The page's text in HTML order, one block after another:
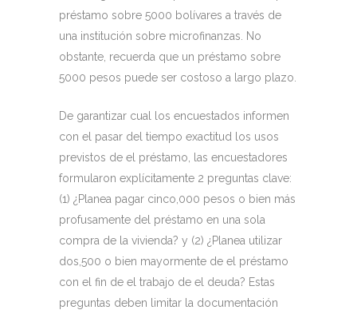
préstamo sobre 5000 bolívares a través de
una institución sobre microfinanzas. No
obstante, recuerda que un préstamo sobre
5000 pesos puede ser costoso a largo plazo.
De garantizar cual los encuestados informen
con el pasar del tiempo exactitud los usos
previstos de el préstamo, las encuestadores
formularon explícitamente 2 preguntas clave:
(1) ¿Planea pagar cinco,000 pesos o bien más
profusamente del préstamo en una sola
compra de la vivienda? y (2) ¿Planea utilizar
dos,500 o bien mayormente de el préstamo
con el fin de el trabajo de el deuda? Estas
preguntas deben limitar la documentación